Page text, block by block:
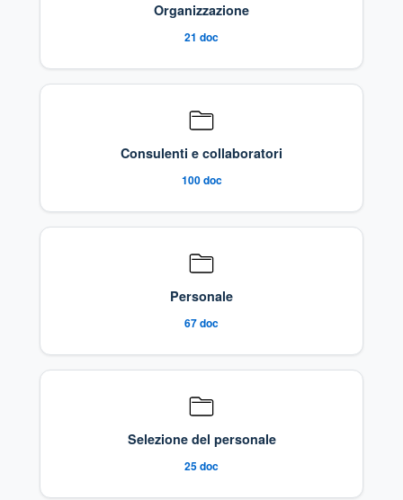
Organizzazione
21 doc
Consulenti e collaboratori
100doc
Personale
67doc
Selezione del personale
25doc